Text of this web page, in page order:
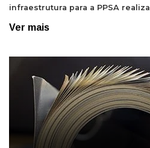
infraestrutura para a PPSA
Ver mais